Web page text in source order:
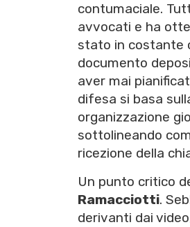
contumaciale.
avvocati e ha
stato in costante
documento
aver mai
difesa si basa
organizzazione
sottolineando
ricezione della
Un punto critico
Ramacciotti.
derivanti dai